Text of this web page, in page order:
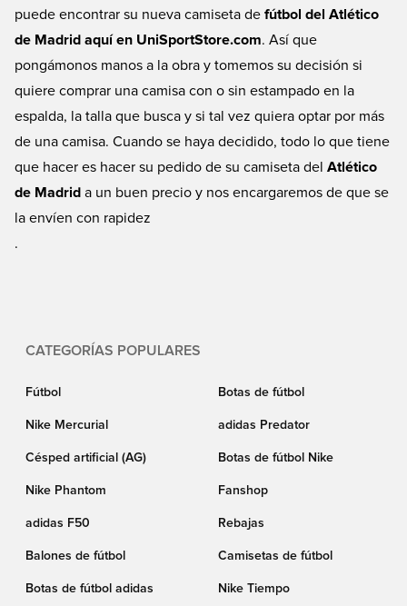
puede encontrar su nueva camiseta de fútbol del Atlético
de Madrid aquí en UniSportStore.com. Así que
pongámonos manos a la obra y tomemos su decisión si
quiere comprar una camisa con o sin estampado en la
espalda, la talla que busca y si tal vez quiera optar por más
de una camisa. Cuando se haya decidido, todo lo que tiene
que hacer es hacer su pedido de su camiseta del Atlético
de Madrid a un buen precio y nos encargaremos de que se
la envíen con rapidez
.
CATEGORÍAS POPULARES
Fútbol Botas de fútbol
Nike Mercurial adidas Predator
Césped artificial (AG) Botas de fútbol Nike
Nike Phantom Fanshop
adidas F50 Rebajas
Balones de fútbol Camisetas de fútbol
Botas de fútbol adidas Nike Tiempo